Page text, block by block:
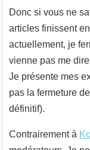
Donc si vous ne
articles finissent
actuellement, je
vienne pas me
Je présente mes
pas la fermeture
définitif).
Contrairement à